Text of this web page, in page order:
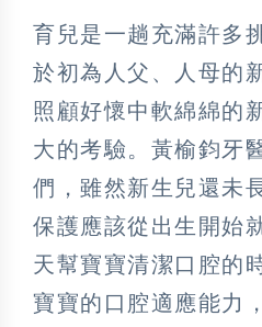
育兒是一趟充滿許多
於初為人父、人母的
照顧好懷中軟綿綿的
大的考驗。黃榆鈞牙
們，雖然新生兒還未
保護應該從出生開始
天幫寶寶清潔口腔的
寶寶的口腔適應能力